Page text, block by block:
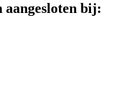
aangesloten bij: